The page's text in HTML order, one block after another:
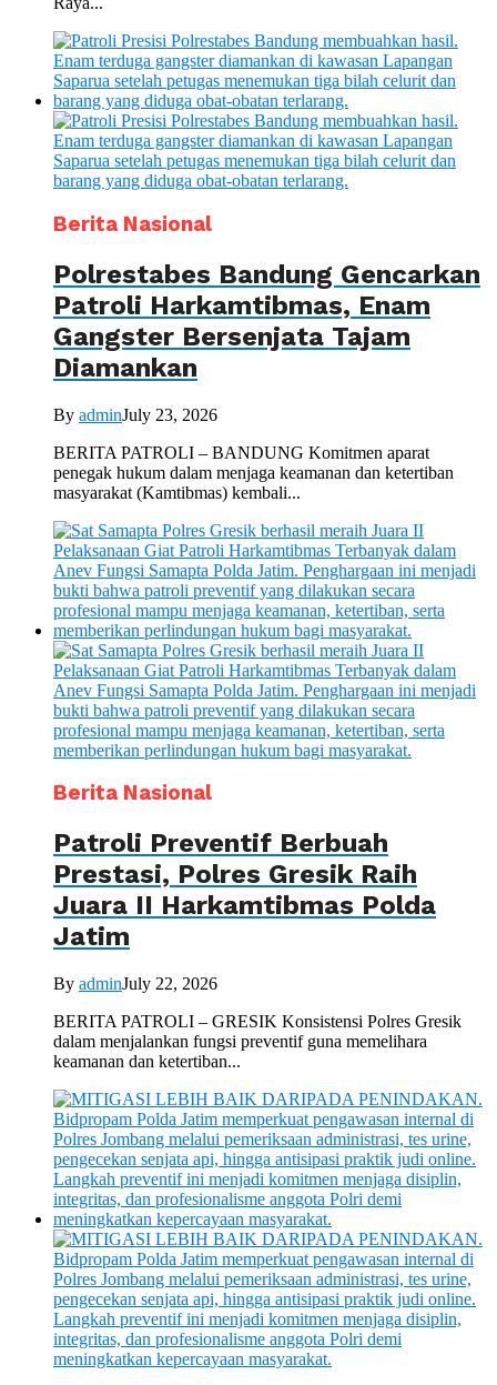
Berita Nasional
Polrestabes Bandung Gencarkan
Patroli Harkamtibmas, Enam
Gangster Bersenjata Tajam
Diamankan
By adminJuly 23, 2026
BERITA PATROLI – BANDUNG Komitmen aparat
penegak hukum dalam menjaga keamanan dan ketertiban
masyarakat (Kamtibmas) kembali...
Berita Nasional
Patroli Preventif Berbuah
Prestasi, Polres Gresik Raih
Juara II Harkamtibmas Polda
Jatim
By adminJuly 22, 2026
BERITA PATROLI – GRESIK Konsistensi Polres Gresik
dalam menjalankan fungsi preventif guna memelihara
keamanan dan ketertiban...